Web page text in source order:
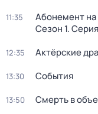
11:35 Абонемент
Сезон 1.
12:35 Актёрские
13:30 События
13:50 Смерть в